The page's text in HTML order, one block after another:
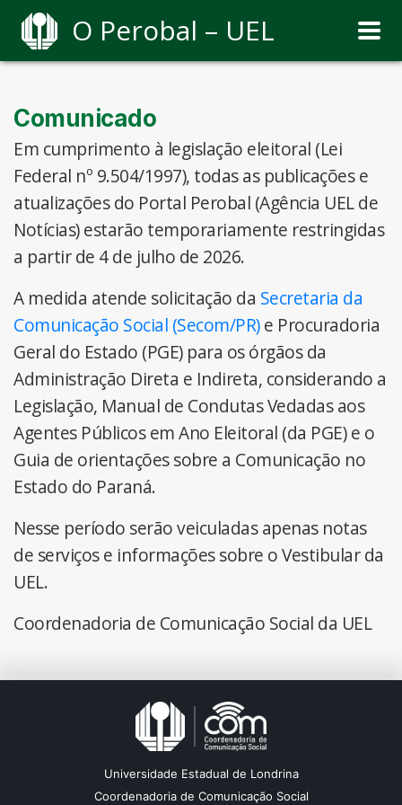
O Perobal – UEL
Comunicado
Em cumprimento à legislação eleitoral (Lei
Federal nº 9.504/1997), todas as publicações e
atualizações do Portal Perobal (Agência UEL de
Notícias) estarão temporariamente restringidas
a partir de 4 de julho de 2026.
A medida atende solicitação da Secretaria da
Comunicação Social (Secom/PR)e Procuradoria
Geral do Estado (PGE) para os órgãos da
Administração Direta e Indireta, considerando a
Legislação, Manual de Condutas Vedadas aos
Agentes Públicos em Ano Eleitoral (da PGE) e o
Guia de orientações sobre a Comunicação no
Estado do Paraná.
Nesse período serão veiculadas apenas notas
de serviços e informações sobre o Vestibular da
UEL.
Coordenadoria de Comunicação Social da UEL
Universidade Estadual de Londrina
Coordenadoria de Comunicação Social